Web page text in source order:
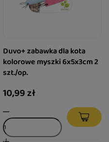
Duvo+ zabawka dla kota
kolorowe myszki 6x5x3cm 2
szt./op.
10,99 zł